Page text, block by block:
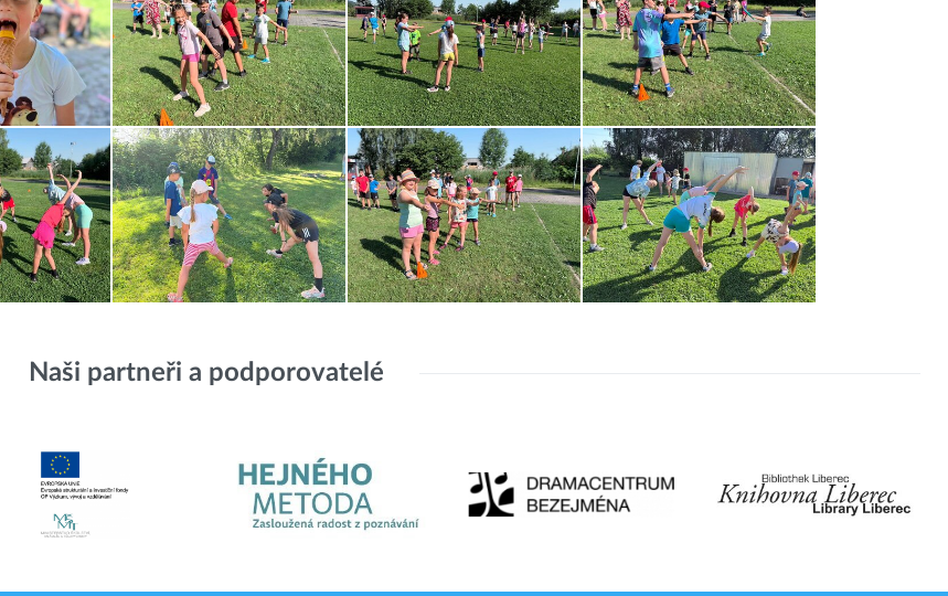
Naši partneři a podporovatelé